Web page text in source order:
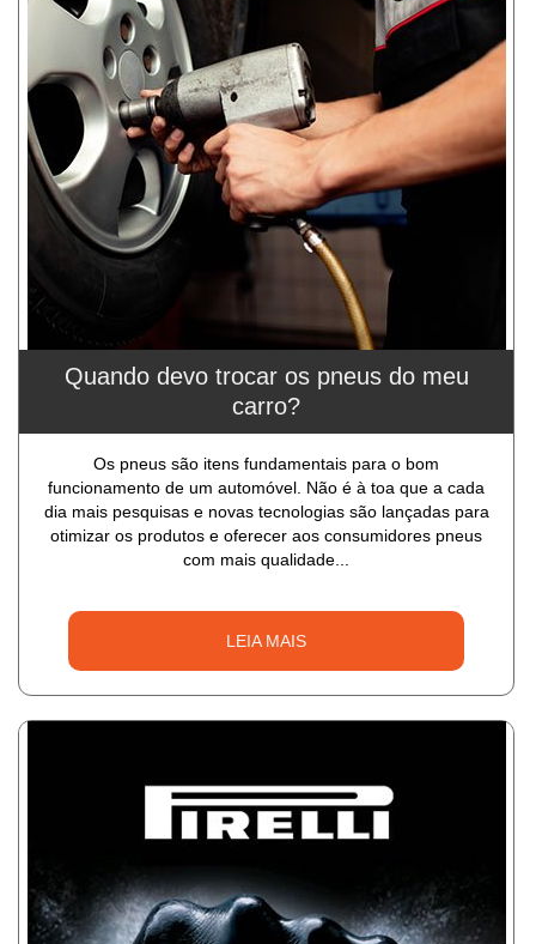
Quando devo trocar os pneus do meu
carro?
Os pneus são itens fundamentais para o bom
funcionamento de um automóvel. Não é à toa que a cada
dia mais pesquisas e novas tecnologias são lançadas para
otimizar os produtos e oferecer aos consumidores pneus
com mais qualidade...
LEIA MAIS